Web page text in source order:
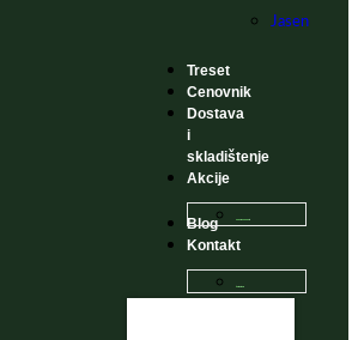
Jasen
Treset
Cenovnik
Dostava
i
skladištenje
Akcije
Blog
Kontakt